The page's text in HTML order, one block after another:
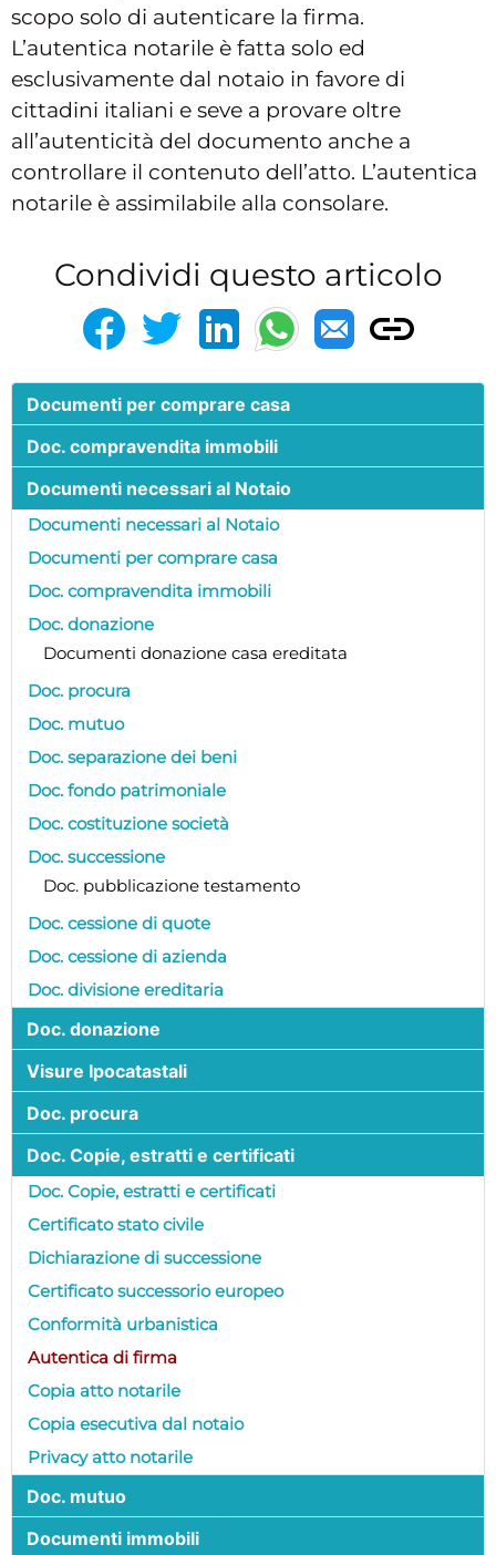
scopo solo di autenticare la firma.
L’autentica notarile è fatta solo ed
esclusivamente dal notaio in favore di
cittadini italiani e seve a provare oltre
all’autenticità del documento anche a
controllare il contenuto dell’atto. L’autentica
notarile è assimilabile alla consolare.
Condividi questo articolo
Documenti per comprare casa
Doc. compravendita immobili
Documenti necessari al Notaio
Documenti necessari al Notaio
Documenti per comprare casa
Doc. compravendita immobili
Doc. donazione
Documenti donazione casa ereditata
Doc. procura
Doc. mutuo
Doc. separazione dei beni
Doc. fondo patrimoniale
Doc. costituzione società
Doc. successione
Doc. pubblicazione testamento
Doc. cessione di quote
Doc. cessione di azienda
Doc. divisione ereditaria
Doc. donazione
Visure Ipocatastali
Doc. procura
Doc. Copie, estratti e certificati
Doc. Copie, estratti e certificati
Certificato stato civile
Dichiarazione di successione
Certificato successorio europeo
Conformità urbanistica
Autentica di firma
Copia atto notarile
Copia esecutiva dal notaio
Privacy atto notarile
Doc. mutuo
Documenti immobili